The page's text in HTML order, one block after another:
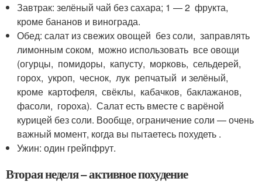
Завтрак: зелёный чай без сахара; 1 — 2 фрукта,
кроме бананов и винограда.
Обед: салат из свежих овощей без соли, заправлять
лимонным соком, можно использовать все овощи
(огурцы, помидоры, капусту, морковь, сельдерей,
горох, укроп, чеснок, лук репчатый и зелёный,
кроме картофеля, свёклы, кабачков, баклажанов,
фасоли, гороха). Салат есть вместе с варёной
курицей без соли. Вообще, ограничение соли — очень
важный момент, когда вы пытаетесь похудеть .
Ужин: один грейпфрут.
Вторая неделя – активное похудение